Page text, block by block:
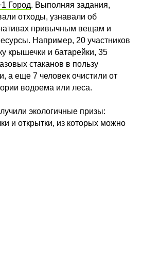
Город. Выполняя задания,
отходы, узнавали об
привычным вещам и
Например, 20 участников
крышечки и батарейки, 35
стаканов в пользу
а еще 7 человек очистили от
водоема или леса.
экологичные призы:
и открытки, из которых можно